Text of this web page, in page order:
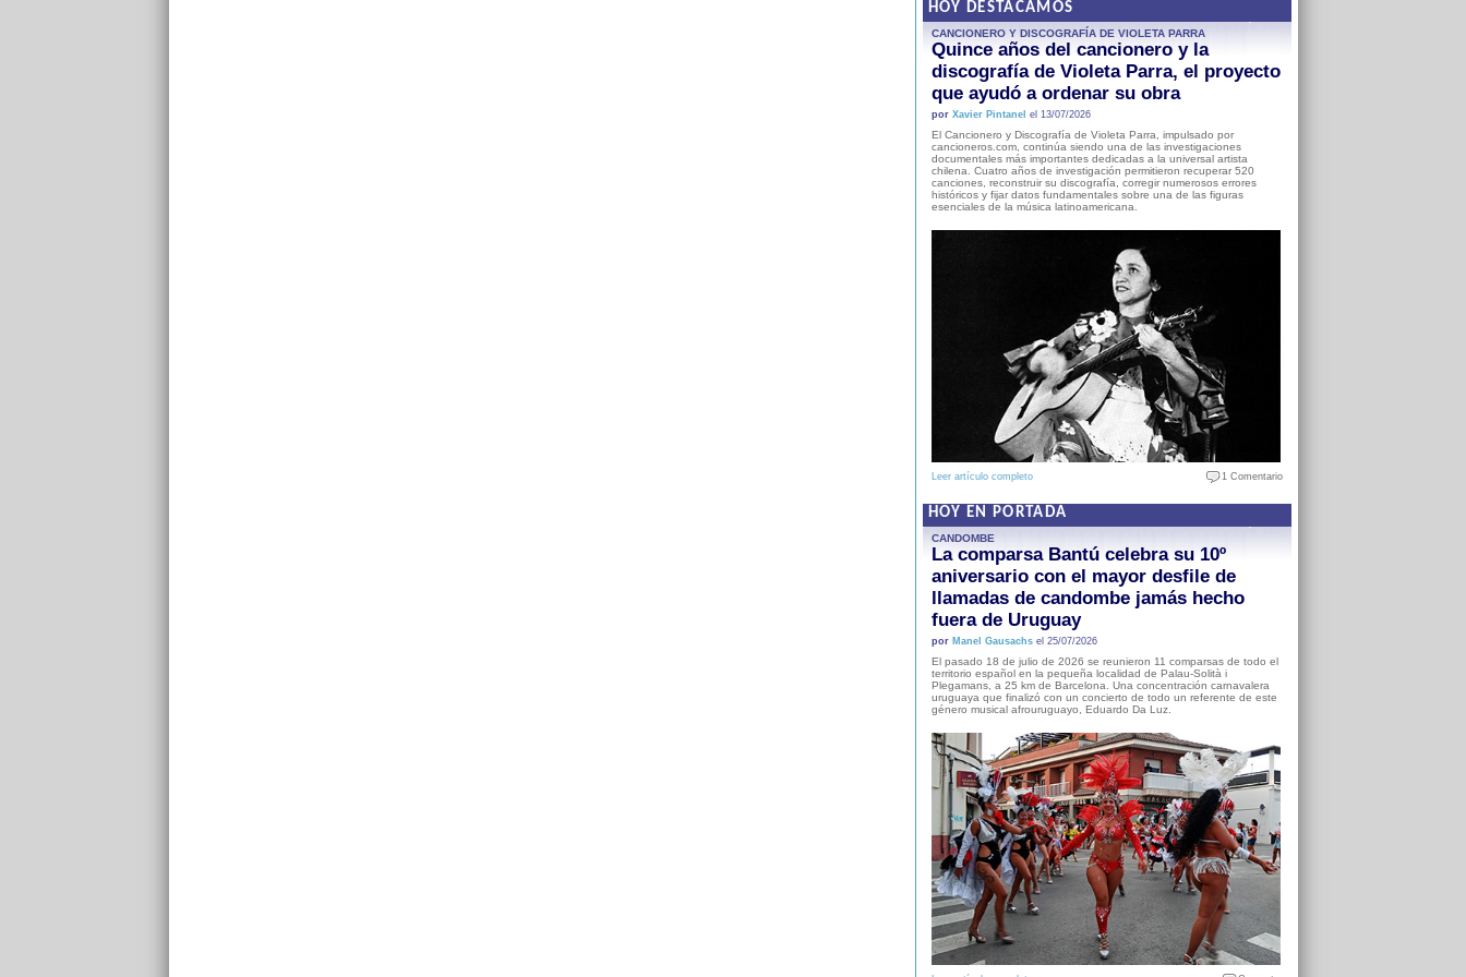
HOY DESTACAMOS
CANCIONERO Y DISCOGRAFÍA DE VIOLETA PARRA
Quince años del cancionero y la
discografía de Violeta Parra, el proyecto
que ayudó a ordenar su obra
por Xavier Pintanel el 13/07/2026
El Cancionero y Discografía de Violeta Parra, impulsado por
cancioneros.com, continúa siendo una de las investigaciones
documentales más importantes dedicadas a la universal artista
chilena. Cuatro años de investigación permitieron recuperar 520
canciones, reconstruir su discografía, corregir numerosos errores
históricos y fijar datos fundamentales sobre una de las figuras
esenciales de la música latinoamericana.
Leer artículo completo 1 Comentario
HOY EN PORTADA
CANDOMBE
La comparsa Bantú celebra su 10º
aniversario con el mayor desfile de
llamadas de candombe jamás hecho
fuera de Uruguay
por Manel Gausachsel 25/07/2026
El pasado 18 de julio de 2026 se reunieron 11 comparsas de todo el
territorio español en la pequeña localidad de Palau-Solità i
Plegamans, a 25 km de Barcelona. Una concentración carnavalera
uruguaya que finalizó con un concierto de todo un referente de este
género musical afrouruguayo, Eduardo Da Luz.